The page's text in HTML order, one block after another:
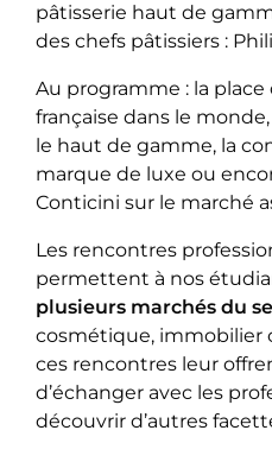
pâtisserie haut de
des chefs pâtissiers :
Au programme : la
française dans le
le haut de gamme, la
marque de luxe ou
Conticini sur le marché
Les rencontres
permettent à nos
plusieurs marchés du
cosmétique, immobilier
ces rencontres leur
d’échanger avec les
découvrir d’autres